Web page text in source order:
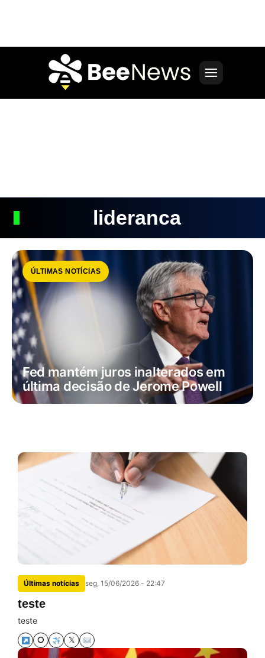
lideranca
ÚLTIMAS NOTÍCIAS
Fed mantém juros inalterados em
última decisão de Jerome Powell
Últimas notícias seg, 15/06/2026 - 22:47
teste
teste
⭘ 𝕏